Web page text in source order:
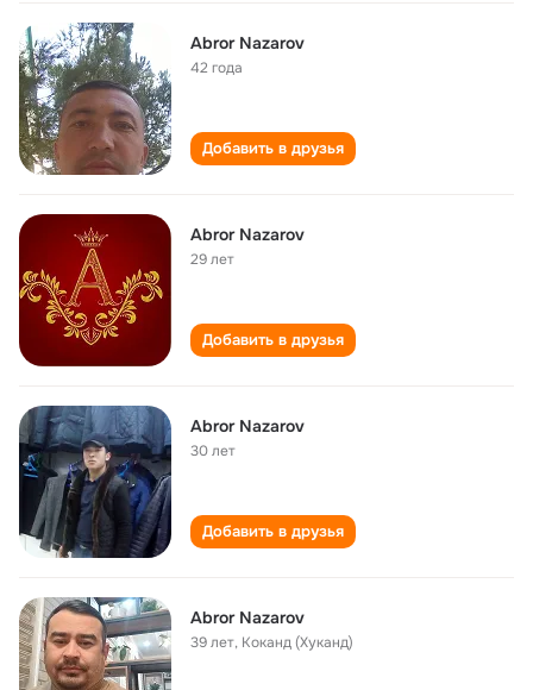
Abror Nazarov
42 года
Добавить в друзья
Abror Nazarov
29 лет
Добавить в друзья
Abror Nazarov
30 лет
Добавить в друзья
Abror Nazarov
39 лет, Коканд (Хуканд)